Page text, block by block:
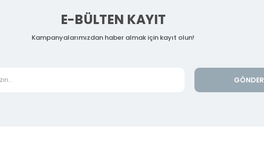
E-BÜLTEN KAYIT
Kampanyalarımızdan haber almak için kayıt olun!
GÖNDER